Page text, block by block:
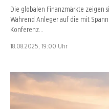
Die globalen Finanzmärkte zeigen
Während Anleger auf die mit
Konferenz…
18.08.2025, 19:00 Uhr